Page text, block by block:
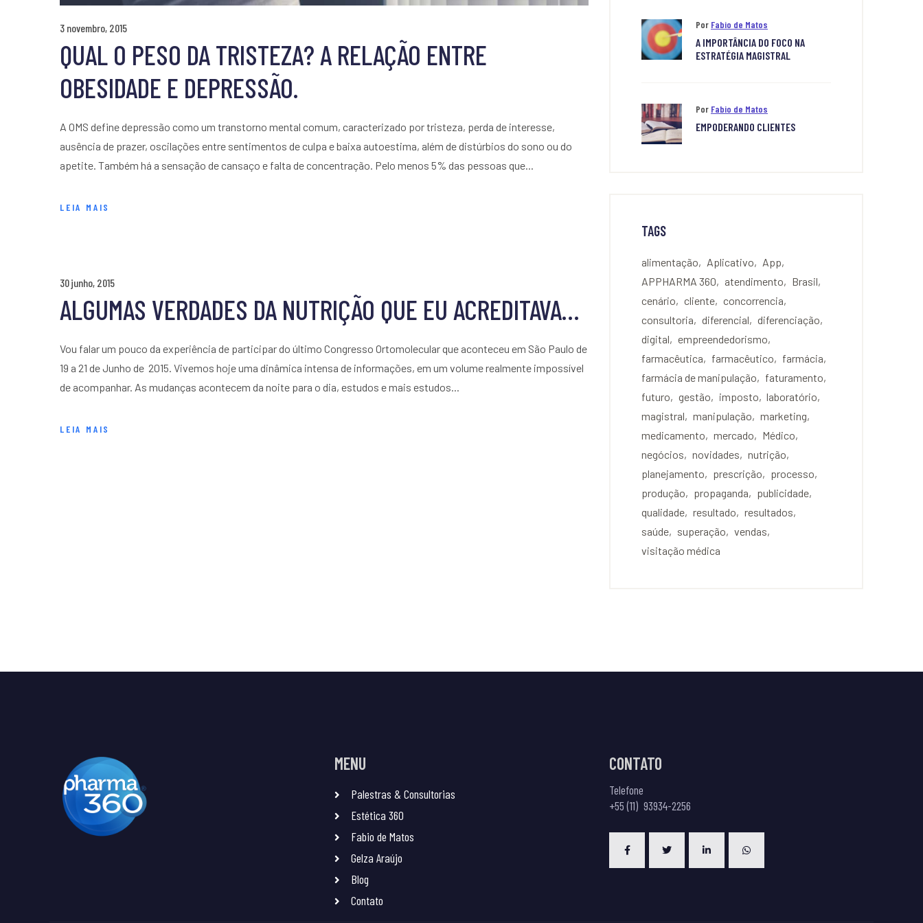
3 novembro, 2015
QUAL O PESO DA TRISTEZA? A RELAÇÃO ENTRE
OBESIDADE E DEPRESSÃO.
A OMS define depressão como um transtorno mental comum, caracterizado por tristeza, perda de interesse,
ausência de prazer, oscilações entre sentimentos de culpa e baixa autoestima, além de distúrbios do sono ou do
apetite. Também há a sensação de cansaço e falta de concentração. Pelo menos 5% das pessoas que...
LEIA MAIS
30 junho, 2015
ALGUMAS VERDADES DA NUTRIÇÃO QUE EU ACREDITAVA…
Vou falar um pouco da experiência de participar do último Congresso Ortomolecular que aconteceu em São Paulo de
19 a 21 de Junho de 2015. Vivemos hoje uma dinâmica intensa de informações, em um volume realmente impossível
de acompanhar. As mudanças acontecem da noite para o dia, estudos e mais estudos...
LEIA MAIS
Por Fabio de Matos
A IMPORTÂNCIA DO FOCO NA
ESTRATÉGIA MAGISTRAL
Por Fabio de Matos
EMPODERANDO CLIENTES
TAGS
alimentação Aplicativo
App
APPHARMA 360
atendimento
Brasil
cenário
cliente
concorrencia
consultoria
diferencial
diferenciação
digital
empreendedorismo
farmacêutica
farmacêutico
farmácia
farmácia de manipulação
faturamento
futuro
gestão imposto
laboratório
magistral
manipulação
marketing
medicamento
mercado
Médico
negócios
novidades
nutrição
planejamento
prescrição
processo
produção
propaganda
publicidade
qualidade
resultado
resultados
saúde
superação
vendas
visitação médica
MENU
Palestras & Consultorias
Estética 360
Fabio de Matos
Gelza Araújo
Blog
Contato
CONTATO
Telefone
+55 (11) 93934-2256